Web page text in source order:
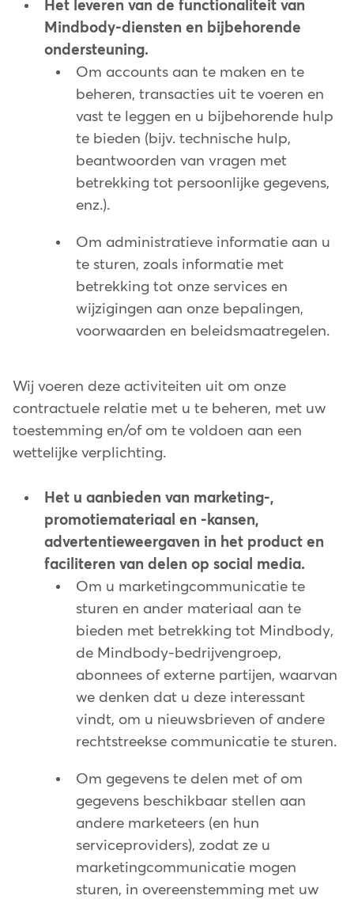
Het leveren van de functionaliteit van
Mindbody-diensten en bijbehorende
ondersteuning.
Om accounts aan te maken en te
beheren, transacties uit te voeren en
vast te leggen en u bijbehorende hulp
te bieden (bijv. technische hulp,
beantwoorden van vragen met
betrekking tot persoonlijke gegevens,
enz.).
Om administratieve informatie aan u
te sturen, zoals informatie met
betrekking tot onze services en
wijzigingen aan onze bepalingen,
voorwaarden en beleidsmaatregelen.
Wij voeren deze activiteiten uit om onze
contractuele relatie met u te beheren, met uw
toestemming en/of om te voldoen aan een
wettelijke verplichting.
Het u aanbieden van marketing-,
promotiemateriaal en -kansen,
advertentieweergaven in het product en
faciliteren van delen op social media.
Om u marketingcommunicatie te
sturen en ander materiaal aan te
bieden met betrekking tot Mindbody,
de Mindbody-bedrijvengroep,
abonnees of externe partijen, waarvan
we denken dat u deze interessant
vindt, om u nieuwsbrieven of andere
rechtstreekse communicatie te sturen.
Om gegevens te delen met of om
gegevens beschikbaar stellen aan
andere marketeers (en hun
serviceproviders), zodat ze u
marketingcommunicatie mogen
sturen, in overeenstemming met uw